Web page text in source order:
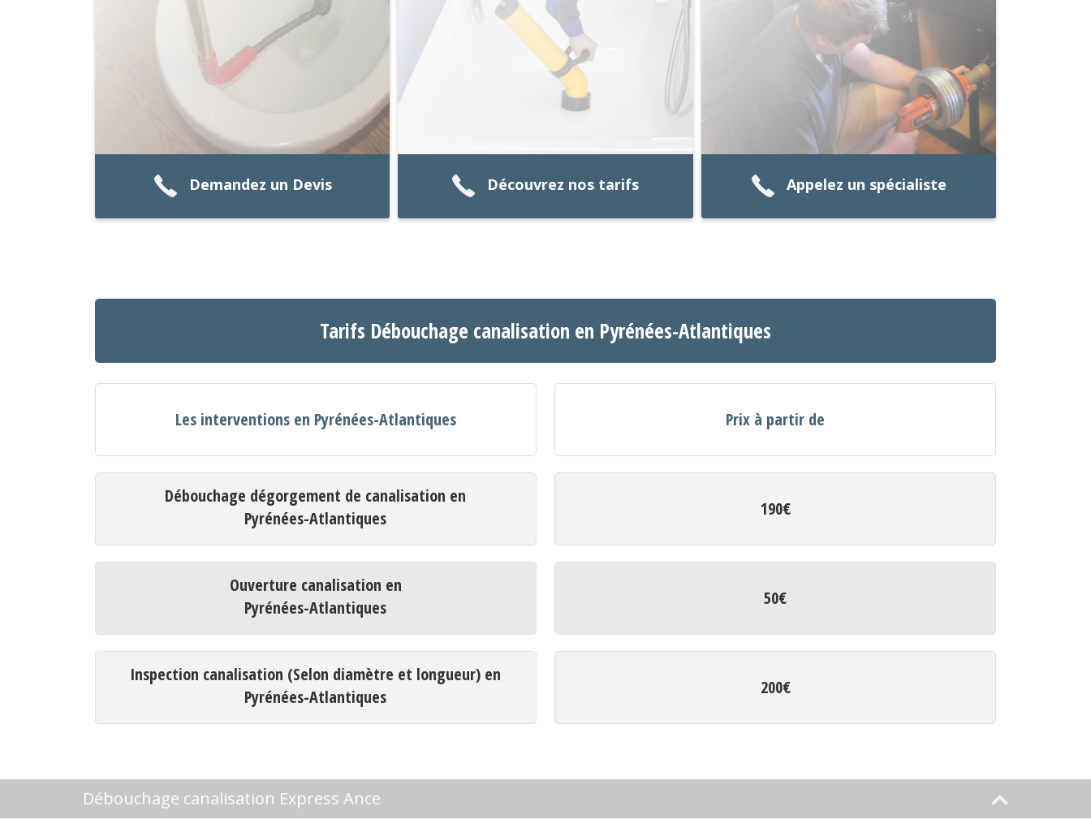
Demandez un Devis Découvrez nos tarifs Appelez un spécialiste
Tarifs Débouchage canalisation en Pyrénées-Atlantiques
Les interventions en Pyrénées-Atlantiques Prix à partir de
Débouchage dégorgement de canalisation en
Pyrénées-Atlantiques
190€
Ouverture canalisation en
Pyrénées-Atlantiques
50€
Inspection canalisation (Selon diamètre et longueur) en
Pyrénées-Atlantiques
200€
Débouchage canalisation Express Ance